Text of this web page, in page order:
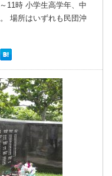
11時 小学生高学年、中
場所はいずれも民団沖